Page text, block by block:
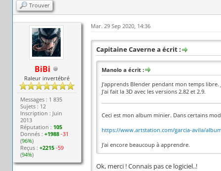
Trouver
BiBi
Raleur invertébré
Messages : 1 835
Sujets : 12
Inscription : Juin
2013
Réputation : 105
Donnés :+1988 -31
(96%)
Reçus :+2215 -59
(94%)
Mar. 29 Sep 2020, 14:36
Capitaine Caverne a écrit :
Manolo a écrit :
J'apprends Blender pendant mon temps libre.
J'ai fait la 3D avec les versions 2.82 et 2.9.
Ceci est mon album minier. Dans certains
https://www.artstation.com/garcia-avila/
J'ai encore beaucoup à apprendre.
Ok, merci ! Connais pas ce logiciel..!